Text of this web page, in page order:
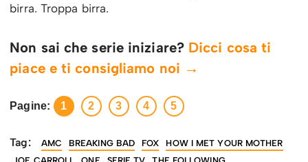
birra. Troppa birra.
Non sai che serie iniziare? Dicci cosa ti
piace e ti consigliamo noi →
Pagine: 1 2 3 4 5
Tag: AMC BREAKING BAD FOX
HOW I MET YOUR MOTHER